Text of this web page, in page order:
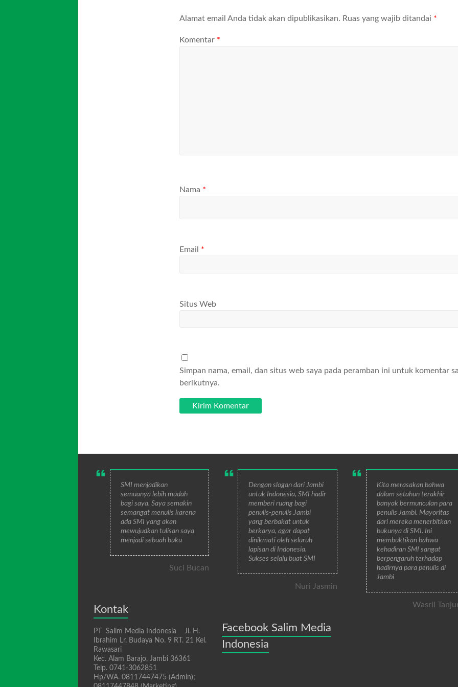
Alamat email Anda tidak akan dipublikasikan. Ruas yang wajib ditandai *
Komentar *
Nama *
Email *
Situs Web
Simpan nama, email, dan situs web saya pada peramban ini untuk komentar
berikutnya.
SMI menjadikan
semuanya lebih mudah
bagi saya. Saya semakin
semangat menulis karena
ada SMI yang akan
mewujudkan tulisan saya
menjadi sebuah buku
Suci Bucan
Kontak
PT Salim Media Indonesia Jl. H.
Ibrahim Lr. Budaya No. 9 RT. 21 Kel.
Rawasari
Kec. Alam Barajo, Jambi 36361
Telp. 0741-3062851
Hp/WA. 08117447475 (Admin);
Dengan slogan dari Jambi
untuk Indonesia, SMI hadir
memberi ruang bagi
penulis-penulis Jambi
yang berbakat untuk
berkarya, agar dapat
dinikmati oleh seluruh
lapisan di Indonesia.
Sukses selalu buat SMI
Nuri Jasmin
Facebook Salim Media
Indonesia
Kita merasakan bahwa
dalam setahun terakhir
banyak bermunculan para
penulis Jambi. Mayoritas
dari mereka menerbitkan
bukunya di SMI. Ini
membuktikan bahwa
kehadiran SMI sangat
berpengaruh terhadap
hadirnya para penulis di
Jambi
Wasril